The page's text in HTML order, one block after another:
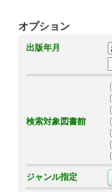
オプション
出版年月
検索対象図書館
ジャンル指定